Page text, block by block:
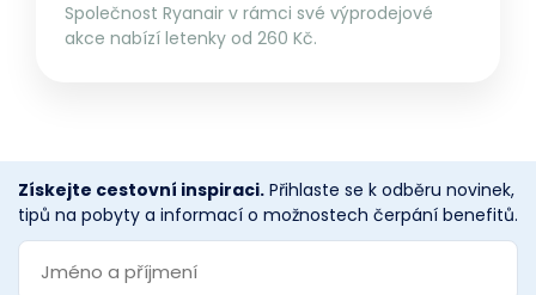
Společnost Ryanair v rámci své výprodejové
akce nabízí letenky od 260 Kč.
Získejte cestovní inspiraci. Přihlaste se k odběru novinek,
tipů na pobyty a informací o možnostech čerpání benefitů.